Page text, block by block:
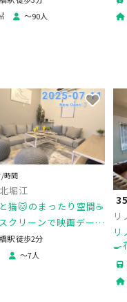
会場。窓あります。
〜90人
/時間
堀江
猫🐱のまったり空間☕
クリーンで映画デート
駅 徒歩2分
〜7人
リ
🍳